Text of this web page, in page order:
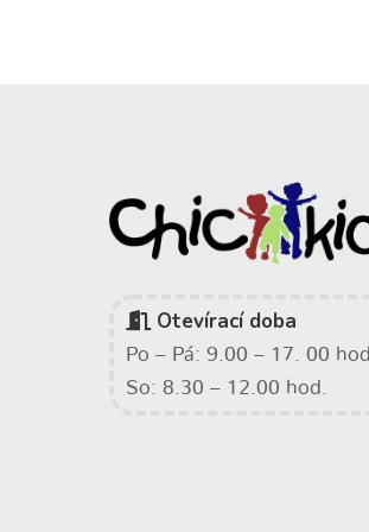
Otevírací doba
Po – Pá: 9.00 – 17. 00 hod.
So: 8.30 – 12.00 hod.